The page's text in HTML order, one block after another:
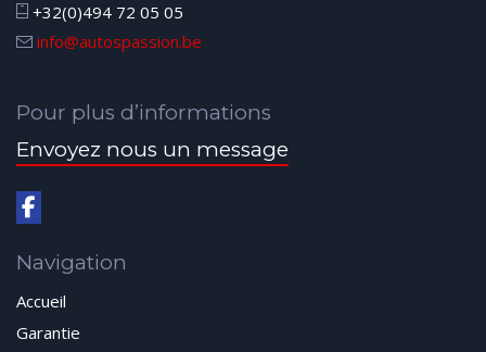
+32(0)494 72 05 05
info@autospassion.be
Pour plus d’informations
Envoyez nous un message
Navigation
Accueil
Garantie